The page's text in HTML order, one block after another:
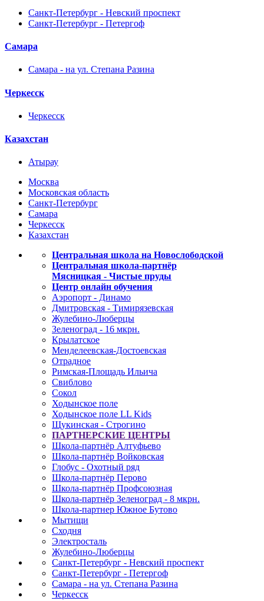
Санкт-Петербург - Невский проспект
Санкт-Петербург - Петергоф
Самара
Самара - на ул. Степана Разина
Черкесск
Черкесск
Казахстан
Атырау
Москва
Московская область
Санкт-Петербург
Самара
Черкесск
Казахстан
Центральная школа на Новослободской
Центральная школа-партнёр
Мясницкая - Чистые пруды
Центр онлайн обучения
Аэропорт - Динамо
Дмитровская - Тимирязевская
Жулебино-Люберцы
Зеленоград - 16 мкрн.
Крылатское
Менделеевская-Достоевская
Отрадное
Римская-Площадь Ильича
Свиблово
Сокол
Ходынское поле
Ходынское поле LL Kids
Щукинская - Строгино
ПАРТНЕРСКИЕ ЦЕНТРЫ
Школа-партнёр Алтуфьево
Школа-партнёр Войковская
Глобус - Охотный ряд
Школа-партнёр Перово
Школа-партнёр Профсоюзная
Школа-партнёр Зеленоград - 8 мкрн.
Школа-партнер Южное Бутово
Мытищи
Сходня
Электросталь
Жулебино-Люберцы
Санкт-Петербург - Невский проспект
Санкт-Петербург - Петергоф
Самара - на ул. Степана Разина
Черкесск